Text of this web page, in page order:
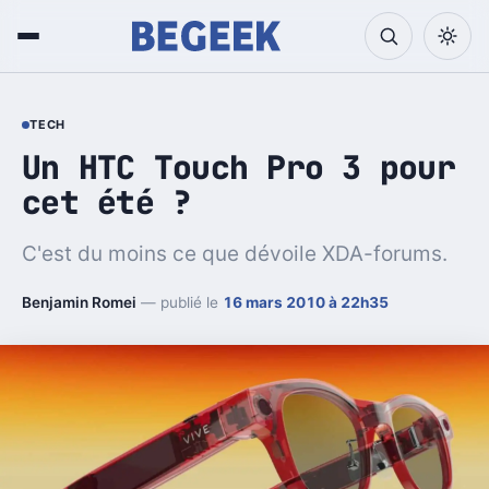
TECH
Un HTC Touch Pro 3 pour
cet été ?
C'est du moins ce que dévoile XDA-forums.
Benjamin Romei — publié le 16 mars 2010 à 22h35